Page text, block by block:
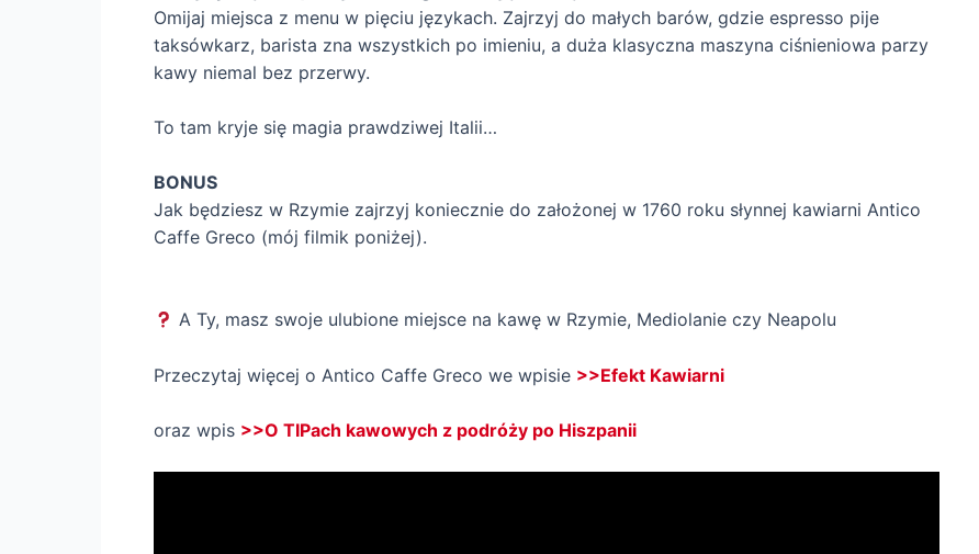
Omijaj miejsca z menu w pięciu językach. Zajrzyj do małych barów, gdzie espresso pije
taksówkarz, barista zna wszystkich po imieniu, a duża klasyczna maszyna ciśnieniowa parzy
kawy niemal bez przerwy.
To tam kryje się magia prawdziwej Italii…
BONUS
Jak będziesz w Rzymie zajrzyj koniecznie do założonej w 1760 roku słynnej kawiarni Antico
Caffe Greco (mój filmik poniżej).
A Ty, masz swoje ulubione miejsce na kawę w Rzymie, Mediolanie czy Neapolu
Przeczytaj więcej o Antico Caffe Greco we wpisie >>Efekt Kawiarni
oraz wpis >>O TIPach kawowych z podróży po Hiszpanii